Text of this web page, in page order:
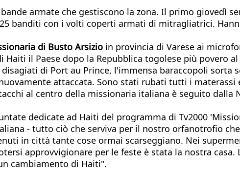
armate che gestiscono la zona. Il primo giovedì
banditi con i volti coperti armati di mitragliatrici.
di Busto Arsizio in provincia di Varese ai
il Paese dopo la Repubblica togolese più povero
di Port au Prince, l'immensa baraccopoli sorta
attaccata. Sono stati rubati tutti i materassi
al centro della missionaria italiana è seguito dalla
dedicate ad Haiti del programma di Tv2000
- tutto ciò che serviva per il nostro orfanotrofio
in città tante cose ormai scarseggiano. Nei
approvvigionare per le feste è stata la nostra casa.
cambiamento di Haiti".